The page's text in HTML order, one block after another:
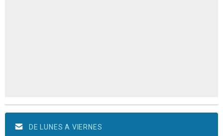
DE LUNES A VIERNES